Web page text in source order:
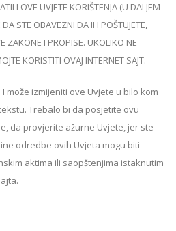
OVE UVJETE KORIŠTENJA (U DALJEM
DA STE OBAVEZNI DA IH POŠTUJETE,
ZAKONE I PROPISE. UKOLIKO NE
KORISTITI OVAJ INTERNET SAJT.
može izmijeniti ove Uvjete u bilo kom
Trebalo bi da posjetite ovu
da provjerite ažurne Uvjete, jer ste
odredbe ovih Uvjeta mogu biti
aktima ili saopštenjima istaknutim